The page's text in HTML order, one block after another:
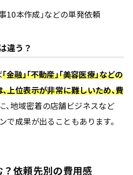
事10本作成」などの単発依頼
違う？
「金融」「不動産」「美容医療」などの
上位表示が非常に難しいため、費
、地域密着の店舗ビジネスなど
で成果が出ることもあります。
？依頼先別の費用感